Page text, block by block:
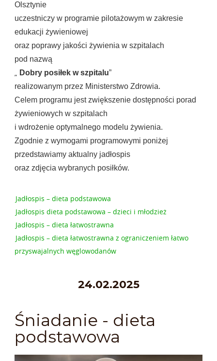
Olsztynie
uczestniczy w programie pilotażowym w zakresie
edukacji żywieniowej
oraz poprawy jakości żywienia w szpitalach
pod nazwą
„ Dobry posiłek w szpitalu”
realizowanym przez Ministerstwo Zdrowia.
Celem programu jest zwiększenie dostępności porad
żywieniowych w szpitalach
i wdrożenie optymalnego modelu żywienia.
Zgodnie z wymogami programowymi poniżej
przedstawiamy aktualny jadłospis
oraz zdjęcia wybranych posiłków.
Jadłospis – dieta podstawowa
Jadłospis dieta podstawowa – dzieci i młodzież
Jadłospis – dieta łatwostrawna
Jadłospis – dieta łatwostrawna z ograniczeniem łatwo
przyswajalnych węglowodanów
24.02.2025
Śniadanie - dieta
podstawowa